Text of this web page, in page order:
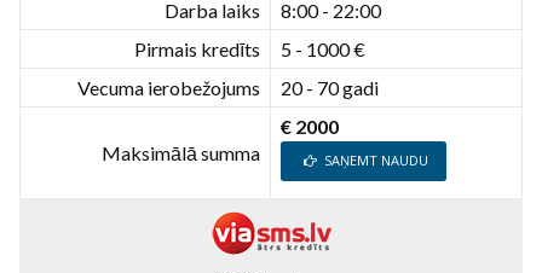
Darba laiks
8:00 - 22:00
Pirmais kredīts
5 - 1000 €
Vecuma ierobežojums
20 - 70 gadi
Maksimālā summa
€ 2000
SAŅEMT NAUDU